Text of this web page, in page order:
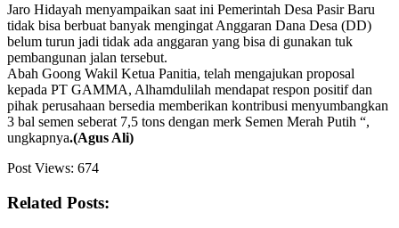
Jaro Hidayah menyampaikan saat ini Pemerintah Desa Pasir Baru
tidak bisa berbuat banyak mengingat Anggaran Dana Desa (DD)
belum turun jadi tidak ada anggaran yang bisa di gunakan tuk
pembangunan jalan tersebut.
Abah Goong Wakil Ketua Panitia, telah mengajukan proposal
kepada PT GAMMA, Alhamdulilah mendapat respon positif dan
pihak perusahaan bersedia memberikan kontribusi menyumbangkan
3 bal semen seberat 7,5 tons dengan merk Semen Merah Putih “,
ungkapnya.(Agus Ali)
Post Views: 674
Related Posts: